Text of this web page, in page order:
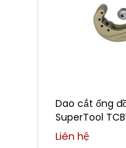
Dao cắt ống
SuperTool
Liên hệ